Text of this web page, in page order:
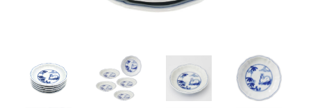
セール